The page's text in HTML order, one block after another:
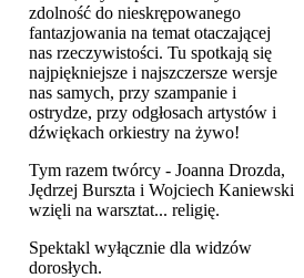
zdolność do nieskrępowanego
fantazjowania na temat otaczającej
nas rzeczywistości. Tu spotkają się
najpiękniejsze i najszczersze wersje
nas samych, przy szampanie i
ostrydze, przy odgłosach artystów i
dźwiękach orkiestry na żywo!
Tym razem twórcy - Joanna Drozda,
Jędrzej Burszta i Wojciech Kaniewski
wzięli na warsztat... religię.
Spektakl wyłącznie dla widzów
dorosłych.